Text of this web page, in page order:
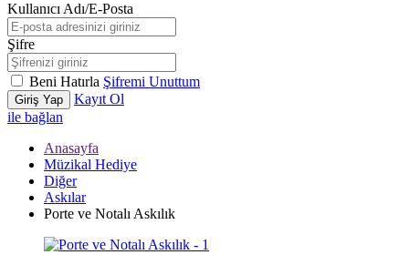
Kullanıcı Adı/E-Posta
Şifre
Beni Hatırla Şifremi Unuttum
Giriş Yap
Kayıt Ol
ile bağlan
Anasayfa
Müzikal Hediye
Diğer
Askılar
Porte ve Notalı Askılık